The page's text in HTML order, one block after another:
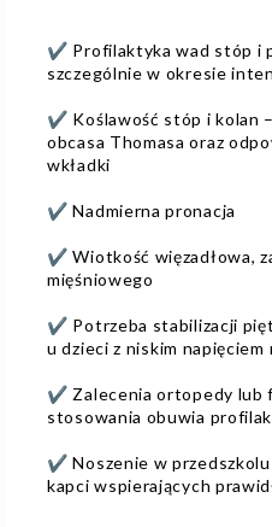
✔️ Profilaktyka wad stóp i
szczególnie w okresie
✔️ Koślawość stóp i kolan
obcasa Thomasa oraz
wkładki
✔️ Nadmierna pronacja
✔️ Wiotkość więzadłowa,
mięśniowego
✔️ Potrzeba stabilizacji
u dzieci z niskim napięciem
✔️ Zalecenia ortopedy lub
stosowania obuwia
✔️ Noszenie w przedszkolu
kapci wspierających